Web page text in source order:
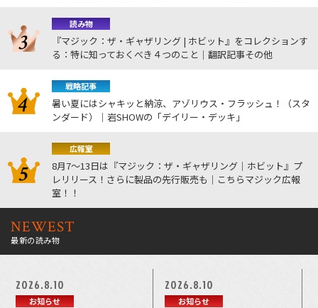
読み物
『マジック：ザ・ギャザリング | ホビット』をコレクションす
る：特に知っておくべき４つのこと｜翻訳記事その他
戦略記事
暑い夏にはシャキッと納涼、アゾリウス・フラッシュ！（スタ
ンダード）｜岩SHOWの「デイリー・デッキ」
広報室
8月7～13日は『マジック：ザ・ギャザリング｜ホビット』プ
レリリース！さらに製品の先行販売も｜こちらマジック広報
室！！
NEWEST
最新の読み物
2026.8.10
お知らせ
2026.8.10
お知らせ